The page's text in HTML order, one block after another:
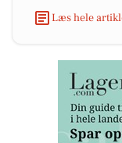
Læs hele